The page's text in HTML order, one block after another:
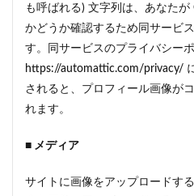
も呼ばれる) 文字列は、あなた
かどうか確認するため同サービ
す。同サービスのプライバシー
https://automattic.com/privacy/
されると、プロフィール画像が
れます。
■ メディア
サイトに画像をアップロードす